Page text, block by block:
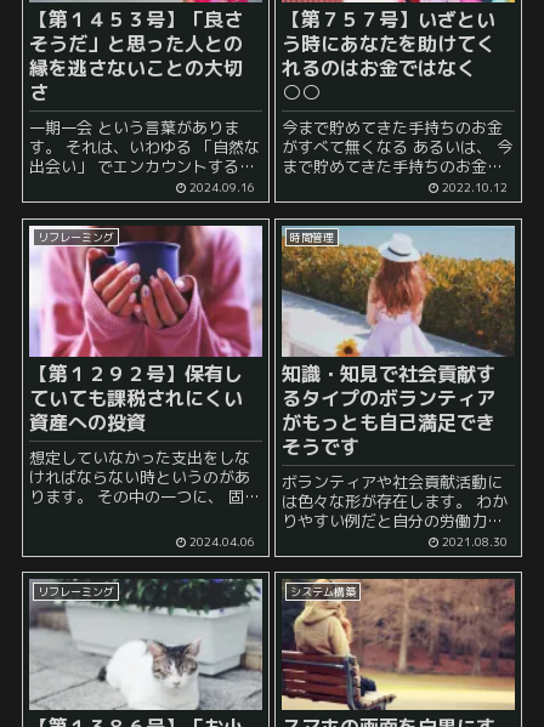
【第１４５３号】「良さ
そうだ」と思った人との
縁を逃さないことの大切
さ
一期一会 という言葉がありま
す。 それは、いわゆる 「自然な
出会い」 でエンカウントする場
合もあるかもしれませんが、 現
代においては、インターネット
があるので、 遠くから見ている
だけの関係 もあり...
2024.09.16
【第７５７号】いざとい
う時にあなたを助けてく
れるのはお金ではなく
○○
今まで貯めてきた手持ちのお金
がすべて無くなる あるいは、 今
まで貯めてきた手持ちのお金の
したことはありますか？ 生きて
いると色々なことがあります。
例えば、 詐欺 な...
2022.10.12
リフレーミング
【第１２９２号】保有し
ていても課税されにくい
資産への投資
想定していなかった支出をしな
ければならない時というのがあ
ります。 その中の一つに、 固定
るだけでかかる税金というもの
があります。 夢のマイホームを
買ったと思ったら、 「えっ、固
定...
2024.04.06
時間管理
知識・知見で社会貢献す
るタイプのボランティア
がもっとも自己満足でき
そうです
ボランティアや社会貢献活動に
は色々な形が存在します。 わか
りやすい例だと自分の労働力を
時間を投下して社会貢献をする
ことになります。 震災の際に、
現地に行ってボランティア活動
をする人もいますよ...
2021.08.30
リフレーミング システム構築